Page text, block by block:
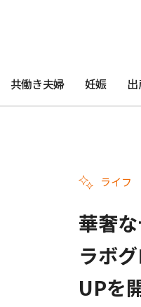
共働き夫婦 妊娠
ライフ
華奢
ラボ
UPを